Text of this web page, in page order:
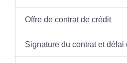
Offre de contrat de crédit
Signature du contrat et délai